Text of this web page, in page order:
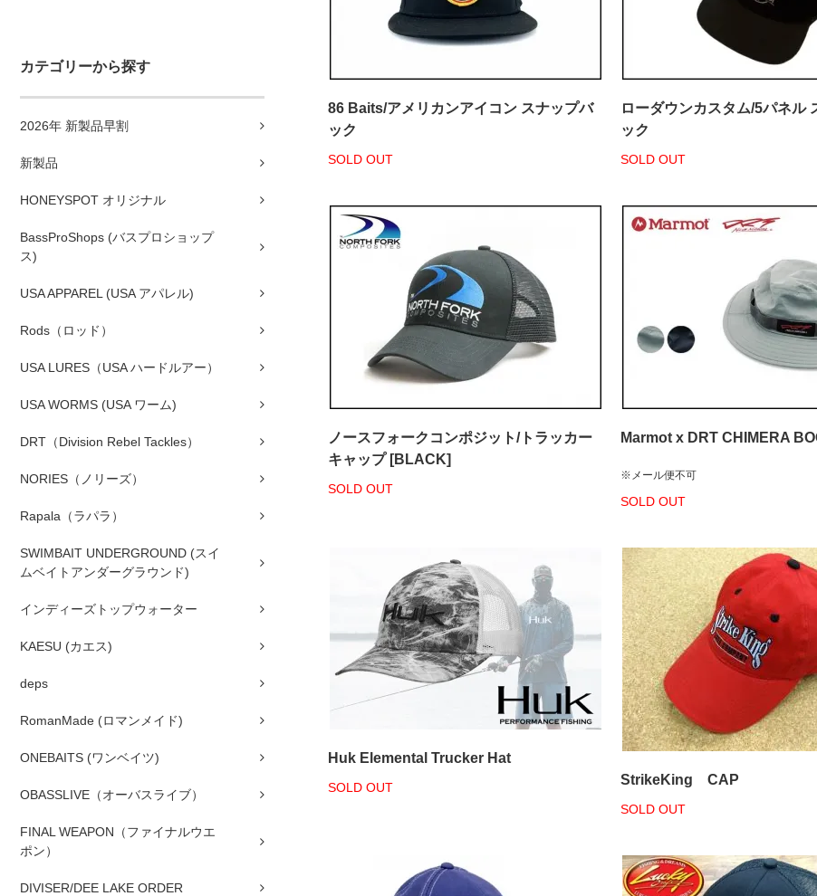
カテゴリーから探す
2026年 新製品早割
新製品
HONEYSPOT オリジナル
BassProShops (バスプロショップ
ス)
USA APPAREL (USA アパレル)
Rods（ロッド）
USA LURES（USA ハードルアー）
USA WORMS (USA ワーム)
DRT（Division Rebel Tackles）
NORIES（ノリーズ）
Rapala（ラパラ）
SWIMBAIT UNDERGROUND (スイ
ムベイトアンダーグラウンド)
インディーズトップウォーター
KAESU (カエス)
deps
RomanMade (ロマンメイド)
ONEBAITS (ワンベイツ)
OBASSLIVE（オーバスライブ）
FINAL WEAPON（ファイナルウエ
ポン）
DIVISER/DEE LAKE ORDER
86 Baits/アメリカンアイコン スナップバ
ック
SOLD OUT
ローダウンカスタム/5パネル
ック
SOLD OUT
ノースフォークコンポジット/トラッカー
キャップ [BLACK]
SOLD OUT
Marmot x DRT CHIMERA
※メール便不可
SOLD OUT
Huk Elemental Trucker Hat
SOLD OUT StrikeKing CAP
SOLD OUT